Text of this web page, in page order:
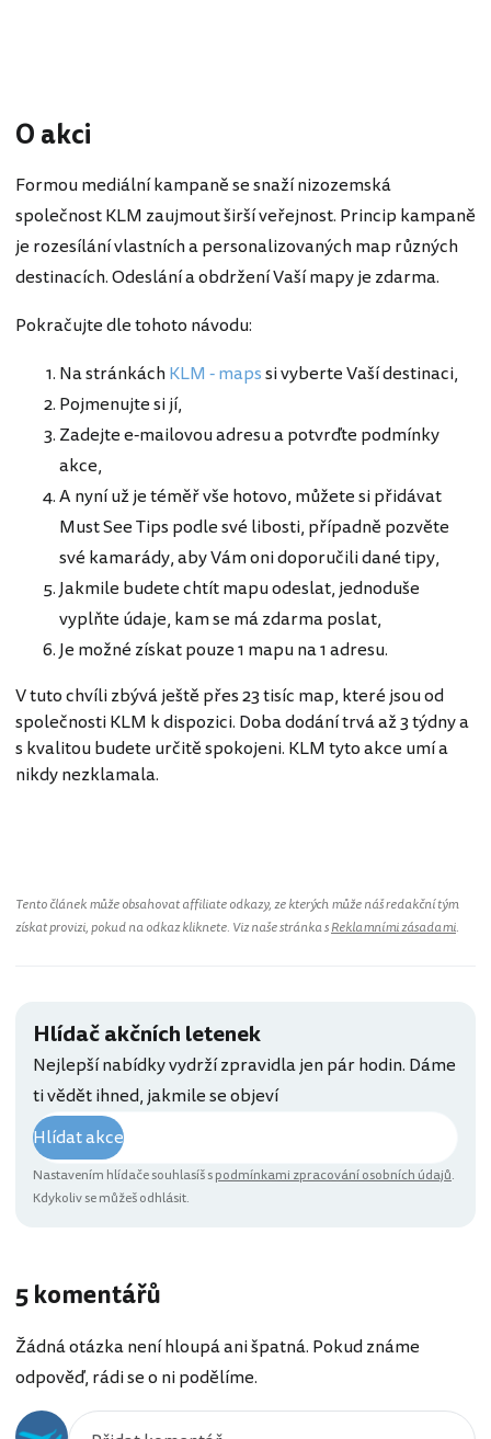
O akci
Formou mediální kampaně se snaží nizozemská
společnost KLM zaujmout širší veřejnost. Princip kampaně
je rozesílání vlastních a personalizovaných map různých
destinacích. Odeslání a obdržení Vaší mapy je zdarma.
Pokračujte dle tohoto návodu:
Na stránkáchKLM - mapssi vyberte Vaší destinaci,
Pojmenujte si jí,
Zadejte e-mailovou adresu a potvrďte podmínky
akce,
A nyní už je téměř vše hotovo, můžete si přidávat
Must See Tips podle své libosti, případně pozvěte
své kamarády, aby Vám oni doporučili dané tipy,
Jakmile budete chtít mapu odeslat, jednoduše
vyplňte údaje, kam se má zdarma poslat,
Je možné získat pouze 1 mapu na 1 adresu.
V tuto chvíli zbývá ještě přes 23 tisíc map, které jsou od
společnosti KLM k dispozici. Doba dodání trvá až 3 týdny a
s kvalitou budete určitě spokojeni. KLM tyto akce umí a
nikdy nezklamala.
Tento článek může obsahovat affiliate odkazy, ze kterých může náš redakční tým
získat provizi, pokud na odkaz kliknete. Viz naše stránka sReklamními zásadami.
Hlídač akčních letenek
Nejlepší nabídky vydrží zpravidla jen pár hodin. Dáme
ti vědět ihned, jakmile se objeví
Hlídat akce
Nastavením hlídače souhlasíš spodmínkami zpracování osobních údajů.
Kdykoliv se můžeš odhlásit.
5 komentářů
Žádná otázka není hloupá ani špatná. Pokud známe
odpověď, rádi se o ni podělíme.